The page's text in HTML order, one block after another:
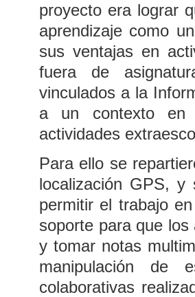
proyecto era lograr
aprendizaje como
sus ventajas en
fuera de
vinculados a la
a un contexto en
actividades
Para ello se
localización GPS,
permitir el trabajo
soporte para que
y tomar notas
manipulación de
colaborativas